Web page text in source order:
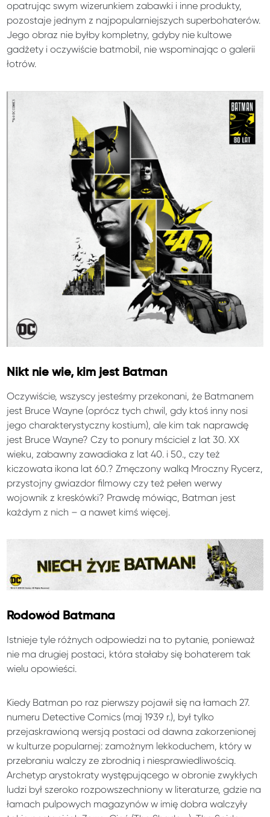
opatrując swym wizerunkiem zabawki i inne produkty,
pozostaje jednym z najpopularniejszych superbohaterów.
Jego obraz nie byłby kompletny, gdyby nie kultowe
gadżety i oczywiście batmobil, nie wspominając o galerii
łotrów.
Nikt nie wie, kim jest Batman
Oczywiście, wszyscy jesteśmy przekonani, że Batmanem
jest Bruce Wayne (oprócz tych chwil, gdy ktoś inny nosi
jego charakterystyczny kostium), ale kim tak naprawdę
jest Bruce Wayne? Czy to ponury mściciel z lat 30. XX
wieku, zabawny zawadiaka z lat 40. i 50., czy też
kiczowata ikona lat 60.? Zmęczony walką Mroczny Rycerz,
przystojny gwiazdor filmowy czy też pełen werwy
wojownik z kreskówki? Prawdę mówiąc, Batman jest
każdym z nich – a nawet kimś więcej.
Rodowód Batmana
Istnieje tyle różnych odpowiedzi na to pytanie, ponieważ
nie ma drugiej postaci, która stałaby się bohaterem tak
wielu opowieści.
Kiedy Batman po raz pierwszy pojawił się na łamach 27.
numeru Detective Comics (maj 1939 r.), był tylko
przejaskrawioną wersją postaci od dawna zakorzenionej
w kulturze popularnej: zamożnym lekkoduchem, który w
przebraniu walczy ze zbrodnią i niesprawiedliwością.
Archetyp arystokraty występującego w obronie zwykłych
ludzi był szeroko rozpowszechniony w literaturze, gdzie na
łamach pulpowych magazynów w imię dobra walczyły